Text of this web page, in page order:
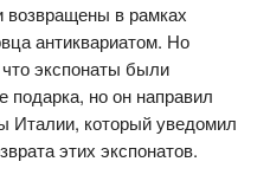
в рамках
антиквариатом. Но
экспонаты были
но он направил
Италии, который уведомил
этих экспонатов.